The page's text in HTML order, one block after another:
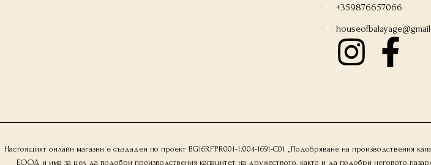
+359876657066
Настоящият онлайн магазин е създаден по проект BG16RFPR001-1.004-1691-C01 „Подобряване на
ЕООД и има за цел да подобри производствения капацитет на дружеството, както и да подобри неговото